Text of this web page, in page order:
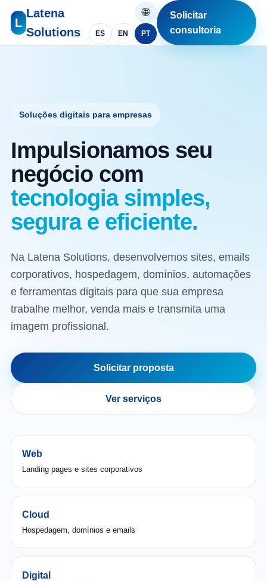
L
Latena
Solutions
🌐
ES EN PT
Solicitar
consultoria
Soluções digitais para empresas
Impulsionamos seu
negócio com
tecnologia simples,
segura e eficiente.
Na Latena Solutions, desenvolvemos sites, emails
corporativos, hospedagem, domínios, automações
e ferramentas digitais para que sua empresa
trabalhe melhor, venda mais e transmita uma
imagem profissional.
Solicitar proposta
Ver serviços
Web
Landing pages e sites corporativos
Cloud
Hospedagem, domínios e emails
Digital